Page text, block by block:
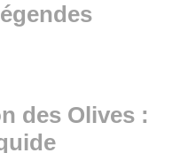
des Olives :